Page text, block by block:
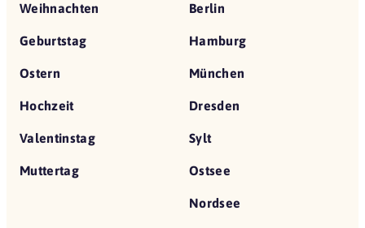
Weihnachten
Geburtstag
Ostern
Hochzeit
Valentinstag
Muttertag
Berlin
Hamburg
München
Dresden
Sylt
Ostsee
Nordsee